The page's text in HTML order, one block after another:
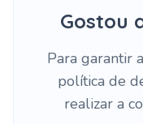
Gostou
Para garantir
política de
realizar a